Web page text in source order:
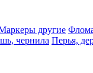
другие
чернила Перья,